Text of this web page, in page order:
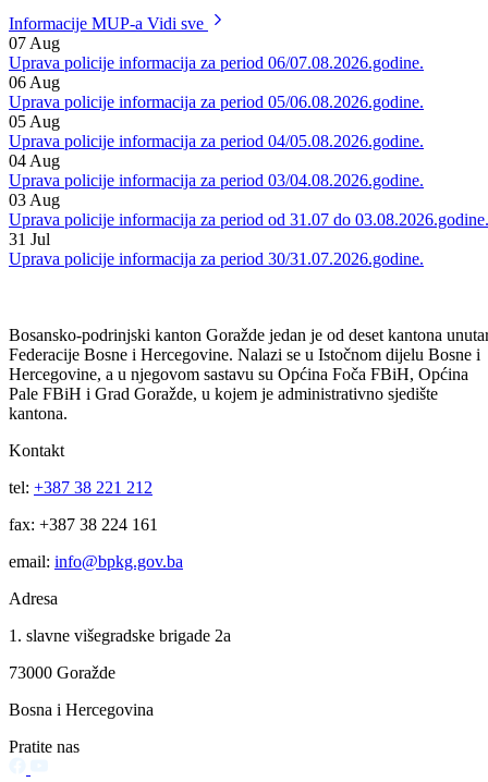
smrtno stradalih lica.Nije bilo drugih bezbjedonosno – interesantnih
događaja.
Informacije MUP-a
07Aug
Uprava policije informacija za period 06/07.08.2026.godine.
06Aug
Uprava policije informacija za period 05/06.08.2026.godine.
05Aug
Uprava policije informacija za period 04/05.08.2026.godine.
04Aug
Uprava policije informacija za period 03/04.08.2026.godine.
03Aug